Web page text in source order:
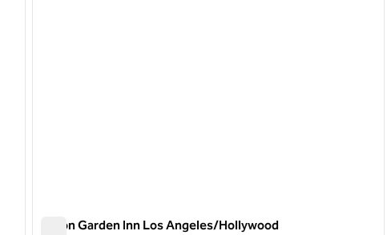
Hilton Garden Inn Los Angeles/Hollywood